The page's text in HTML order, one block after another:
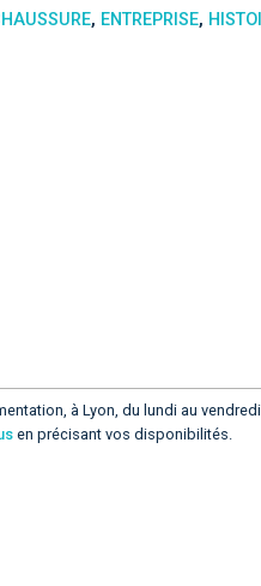
, ENTREPRISE,
à Lyon, du lundi au
en précisant vos disponibilités.